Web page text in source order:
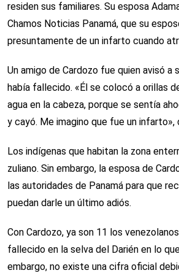
residen sus familiares. Su esposa
Chamos Noticias Panamá, que su
presuntamente de un infarto cuando
Un amigo de Cardozo fue quien avisó a
había fallecido. «Él se colocó a orillas
agua en la cabeza, porque se sentía
y cayó. Me imagino que fue un infarto»,
Los indígenas que habitan la zona
zuliano. Sin embargo, la esposa de
las autoridades de Panamá para que
puedan darle un último adiós.
Con Cardozo, ya son 11 los
fallecido en la selva del Darién en lo
embargo, no existe una cifra oficial